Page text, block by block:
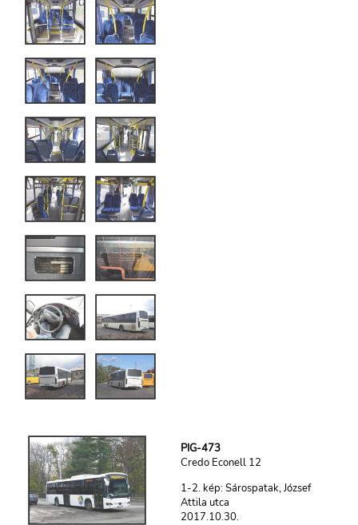
PIG-473
Credo Econell 12
1-2. kép: Sárospatak, József
Attila utca
2017.10.30.